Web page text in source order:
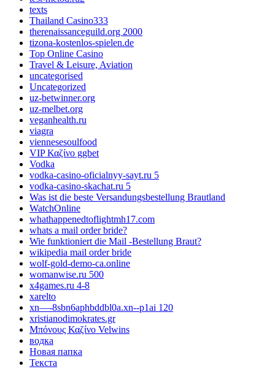
texts
Thailand Casino333
therenaissanceguild.org 2000
tizona-kostenlos-spielen.de
Top Online Casino
Travel & Leisure, Aviation
uncategorised
Uncategorized
uz-betwinner.org
uz-melbet.org
veganhealth.ru
viagra
viennesesoulfood
VIP Καζίνο ggbet
Vodka
vodka-casino-oficialnyy-sayt.ru 5
vodka-casino-skachat.ru 5
Was ist die beste Versandungsbestellung Brautland
WatchOnline
whathappenedtoflightmh17.com
whats a mail order bride?
Wie funktioniert die Mail -Bestellung Braut?
wikipedia mail order bride
wolf-gold-demo-ca.online
womanwise.ru 500
x4games.ru 4-8
xarelto
xn—-8sbn6aphbddbl0a.xn--p1ai 120
xristianodimokrates.gr
Μπόνους Καζίνο Velwins
водка
Новая папка
Текста